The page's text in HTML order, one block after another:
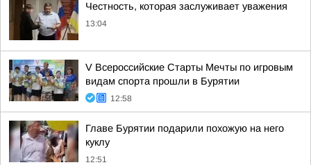
Честность, которая заслуживает уважения
13:04
V Всероссийские Старты Мечты по игровым
видам спорта прошли в Бурятии
12:58
Главе Бурятии подарили похожую на него
куклу
12:51